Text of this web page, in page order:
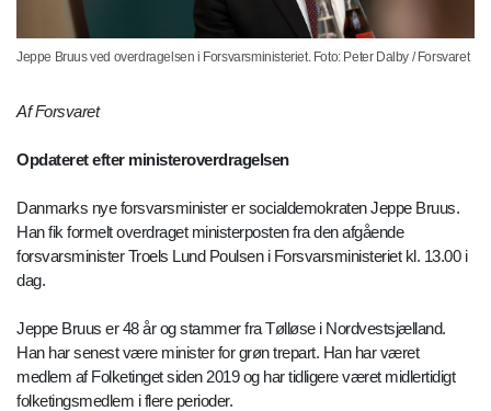
Jeppe Bruus ved overdragelsen i Forsvarsministeriet. Foto: Peter Dalby / Forsvaret
Af Forsvaret
Opdateret efter ministeroverdragelsen
Danmarks nye forsvarsminister er socialdemokraten Jeppe Bruus.
Han fik formelt overdraget ministerposten fra den afgående
forsvarsminister Troels Lund Poulsen i Forsvarsministeriet kl. 13.00 i
dag.
Jeppe Bruus er 48 år og stammer fra Tølløse i Nordvestsjælland.
Han har senest være minister for grøn trepart. Han har været
medlem af Folketinget siden 2019 og har tidligere været midlertidigt
folketingsmedlem i flere perioder.